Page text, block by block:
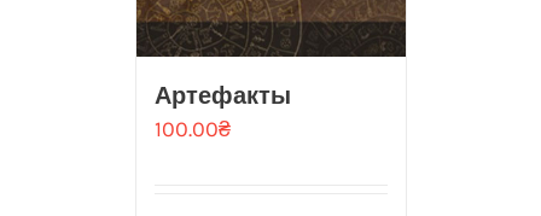
Артефакты
100.00₴